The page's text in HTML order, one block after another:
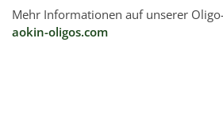
Mehr Informationen auf unserer
aokin-oligos.com